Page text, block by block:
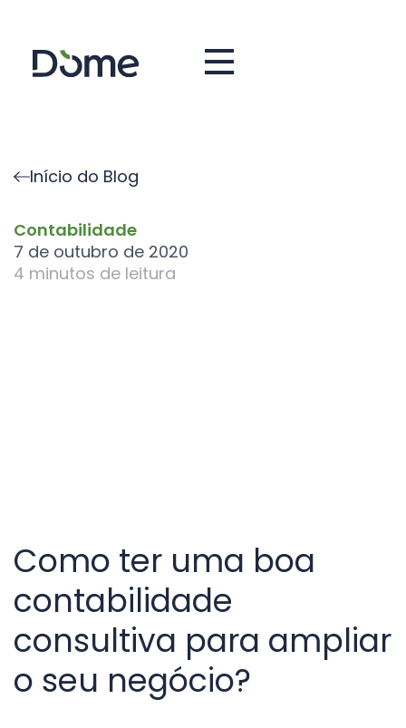
Início do Blog
Contabilidade
7 de outubro de 2020
4 minutos de leitura
Como ter uma boa
contabilidade
consultiva para ampliar
o seu negócio?